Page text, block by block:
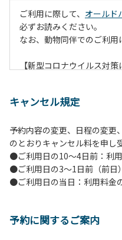
ご利用に際して、 オールド
必ずお読みください。
なお、動物同伴でのご利用
【新型コロナウイルス対策
また、今後の状況次第で変
【ペンションでの取り組み
・お食事は席数を減らしソ
のお食事。
・お食事は18時と19時の2
・玄関、食堂に手指の消毒
キャンセル規定
予約内容の変更、日程の変更
のとおりキャンセル料を申し
●ご利用日の10～4日前：利
●ご利用日の3～1日前（前日
●ご利用日の当日：利用料金
予約に関するご案内